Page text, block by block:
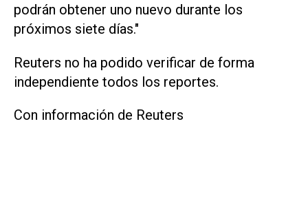
podrán obtener uno nuevo durante los
próximos siete días."
Reuters no ha ​podido verificar de forma
independiente todos los reportes.
Con información de Reuters